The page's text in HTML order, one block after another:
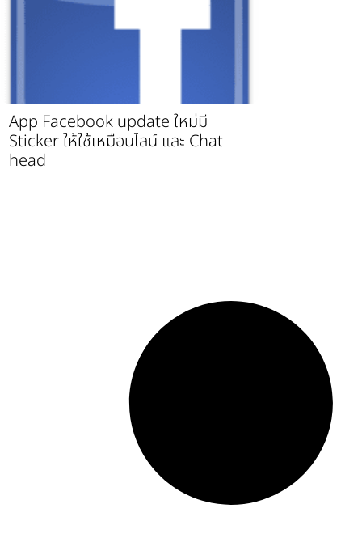
App Facebook update ใหม่มี
Sticker ให้ใช้เหมือนไลน์ และ Chat
head